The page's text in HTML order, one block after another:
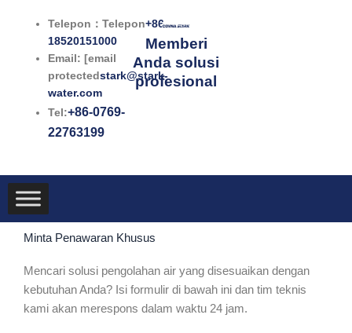
Telepon：Telepon+86-
18520151000
Email: [email
protectedstark@stark-
water.com
Tel:+86-0769-
22763199
Memberi
Anda solusi
profesional
Minta Penawaran Khusus
Mencari solusi pengolahan air yang disesuaikan dengan
kebutuhan Anda? Isi formulir di bawah ini dan tim teknis
kami akan merespons dalam waktu 24 jam.